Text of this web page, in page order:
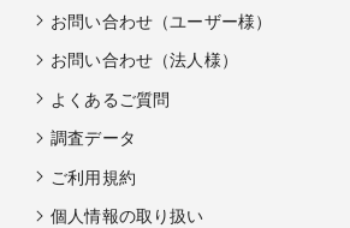
お問い合わせ（ユーザー様）
お問い合わせ（法人様）
よくあるご質問
調査データ
ご利用規約
個人情報の取り扱い